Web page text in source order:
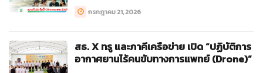
กรกฎาคม 21, 2026
สธ. X ทรู และภาคีเครือข่าย เปิด “ปฏิบัติการ
อากาศยานไร้คนขับทางการแพทย์ (Drone)”